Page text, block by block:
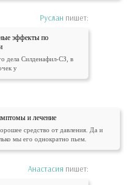
Руслан пишет:
эффекты по
дела Силденафил-СЗ, в
у
и лечение
средство от давления. Да и
мы его однократно пьем.
Анастасия пишет: